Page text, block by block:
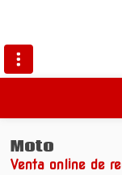
Moto
Venta online de